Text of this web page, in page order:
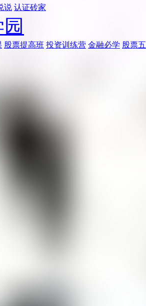
说 认证砖家
股票提高班 投资训练营 金融必学 股票